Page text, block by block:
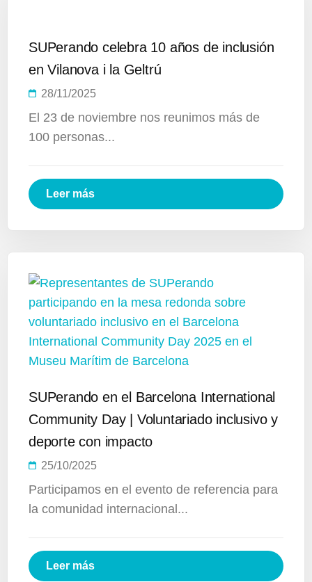
SUPerando celebra 10 años de inclusión
en Vilanova i la Geltrú
28/11/2025
El 23 de noviembre nos reunimos más de
100 personas...
Leer más
SUPerando en el Barcelona International
Community Day | Voluntariado inclusivo y
deporte con impacto
25/10/2025
Participamos en el evento de referencia para
la comunidad internacional...
Leer más